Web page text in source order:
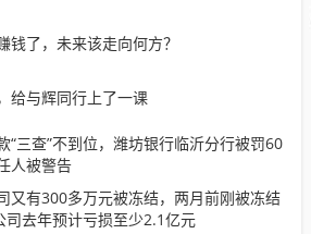
钱了，未来该走向何方？
给与辉同行上了一课
“三查”不到位，潍坊银行临沂分行被罚60
人被警告
又有300多万元被冻结，两月前刚被冻结
司去年预计亏损至少2.1亿元